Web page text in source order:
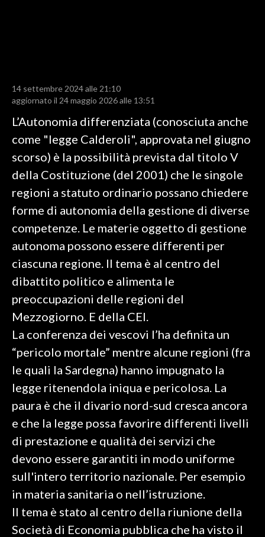
CALCIO REGIONALE
BASKET
VOLLEY
MOTORI
TENNIS
ALTRI SPORT
CULTURA
SPETTACOLI
SALUTE
SARDEGNA TURISMO
SARDI NEL MONDO
NOTIZIE
EVENTI
#CARAUNIONE
3 MINUTI CON
INSULARITÀ
INFO AZIENDE
ABBONATI
14 settembre 2024 alle 21:10
aggiornato il 24 maggio 2026 alle 13:51
L’Autonomia differenziata (conosciuta anche
come "legge Calderoli", approvata nel giugno
scorso) è la possibilità prevista dal titolo V
della Costituzione (del 2001) che le singole
regioni a statuto ordinario possano chiedere
forme di autonomia della gestione di diverse
competenze. Le materie oggetto di gestione
autonoma possono essere differenti per
ciascuna regione. Il tema è al centro del
dibattito politico e alimenta le
preoccupazioni delle regioni del
Mezzogiorno. E della CEI.
La conferenza dei vescovi l’ha definita un
“pericolo mortale” mentre alcune regioni (fra
le quali la Sardegna) hanno impugnato la
legge ritenendola iniqua e pericolosa. La
paura è che il divario nord-sud cresca ancora
e che la legge possa favorire differenti livelli
di prestazione e qualità dei servizi che
devono essere garantiti in modo uniforme
sull'intero territorio nazionale. Per esempio
in materia sanitaria o nell’istruzione.
Il tema è stato al centro della riunione della
Società di Economia pubblica che ha visto il